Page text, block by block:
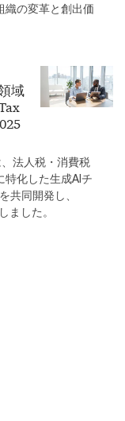
織の変革と創出価
域
法人税・消費税
特化した生成AIチ
同開発し、
ました。